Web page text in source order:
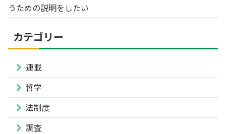
うための説明をしたい
カテゴリー
連載
哲学
法制度
調査